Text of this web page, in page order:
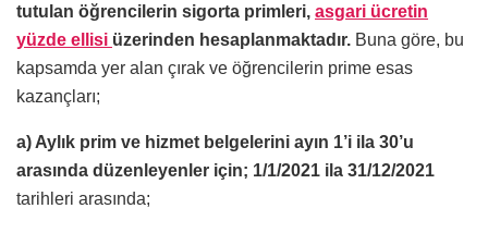
tutulan öğrencilerin sigorta primleri, asgari ücretin
yüzde ellisi üzerinden hesaplanmaktadır. Buna göre, bu
kapsamda yer alan çırak ve öğrencilerin prime esas
kazançları;
a) Aylık prim ve hizmet belgelerini ayın 1’i ila 30’u
arasında düzenleyenler için; 1/1/2021 ila 31/12/2021
tarihleri arasında;